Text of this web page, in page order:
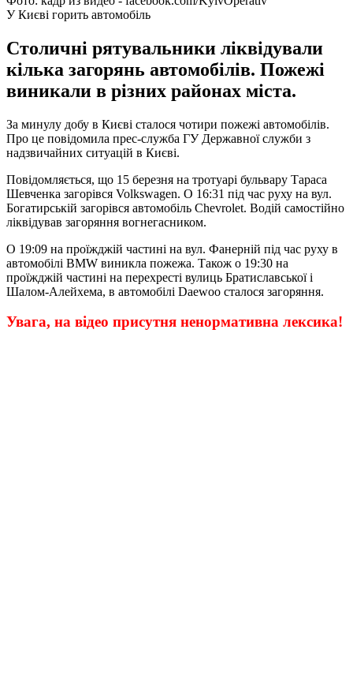
У Києві горить автомобіль
Столичні рятувальники ліквідували
кілька загорянь автомобілів. Пожежі
виникали в різних районах міста.
За минулу добу в Києві сталося чотири пожежі автомобілів.
Про це повідомила прес-служба ГУ Державної служби з
надзвичайних ситуацій в Києві.
Повідомляється, що 15 березня на тротуарі бульвару Тараса
Шевченка загорівся Volkswagen. О 16:31 під час руху на вул.
Богатирській загорівся автомобіль Chevrolet. Водій самостійно
ліквідував загоряння вогнегасником.
О 19:09 на проїжджій частині на вул. Фанерній під час руху в
автомобілі BMW виникла пожежа. Також о 19:30 на
проїжджій частині на перехресті вулиць Братиславської і
Шалом-Алейхема, в автомобілі Daewoo сталося загоряння.
Увага, на відео присутня ненормативна лексика!